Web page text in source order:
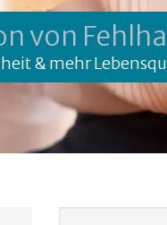
von
& mehr